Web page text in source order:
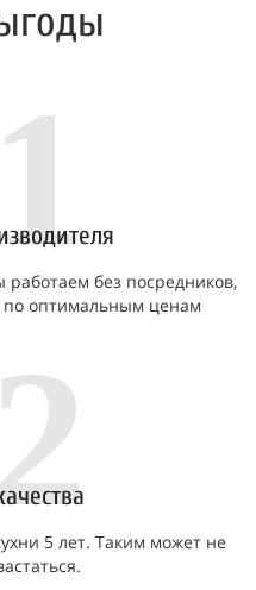
без посредников,
по оптимальным ценам
5 лет. Таким может не